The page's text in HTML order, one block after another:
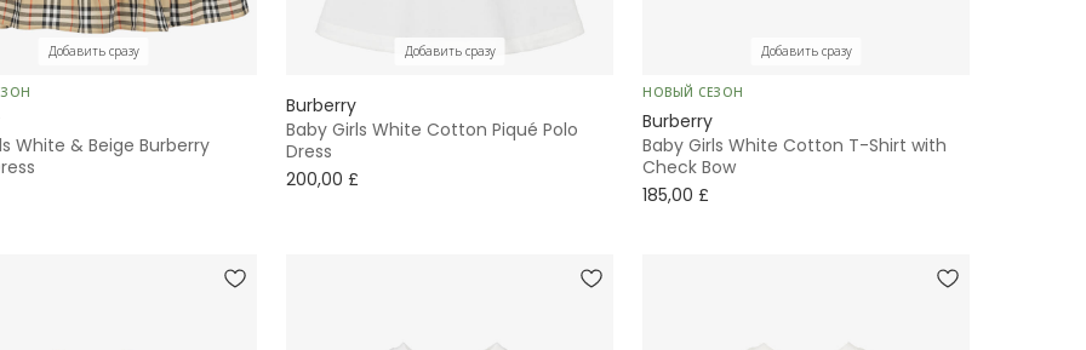
Добавить сразу
White & Beige Burberry
Добавить сразу
Burberry
Baby Girls White Cotton Piqué Polo
Dress
200,00 £
Добавить сразу
НОВЫЙ СЕЗОН
Burberry
Baby Girls White Cotton T-Shirt with
Check Bow
185,00 £